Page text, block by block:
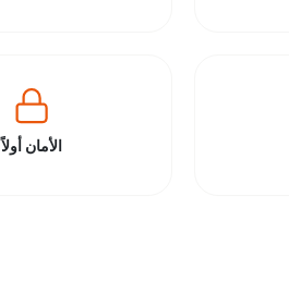
الأمان أولاً